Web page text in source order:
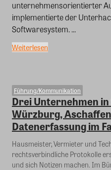
unternehmensorientierter
implementierte der
Softwaresystem. ...
Weiterlesen
Führung/Kommunikation
Drei Unternehmen
Würzburg,
Datenerfassung im
Hausmeister, Vermieter und
rechtsverbindliche Protokolle
und sich Notizen machen. Im